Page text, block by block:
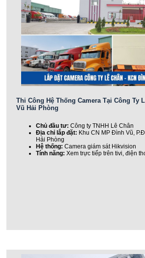
Thi Công Hệ Thống Camera Tại Công Ty
Vũ Hải Phòng
Chủ đầu tư:Công ty TNHH Lê Chân
Địa chỉ lắp đặt: Khu CN MP Đình Vũ,
Hải Phòng
Hệ thống: Camera giám sát Hikvision
Tính năng: Xem trực tiếp trên tivi, điện